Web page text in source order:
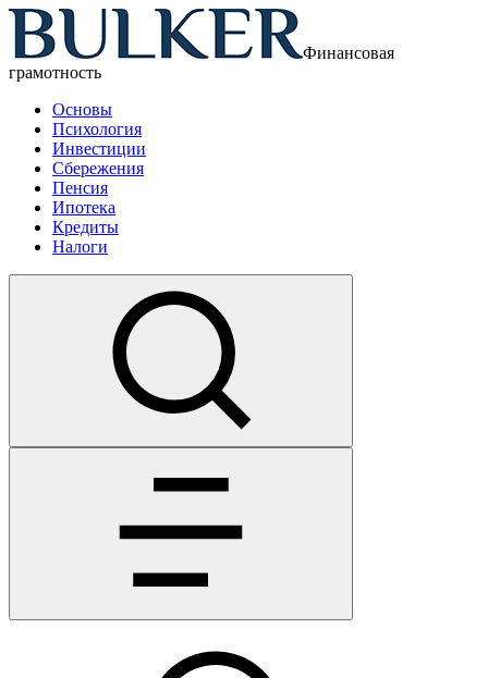
Финансовая
грамотность
Основы
Психология
Инвестиции
Сбережения
Пенсия
Ипотека
Кредиты
Налоги